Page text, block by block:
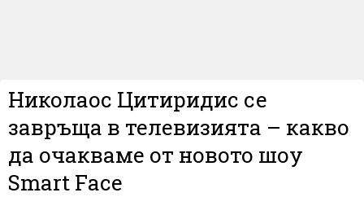
Николаос Цитиридис се
завръща в телевизията – какво
да очакваме от новото шоу
Smart Face